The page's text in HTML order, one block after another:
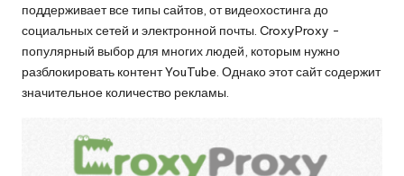
поддерживает все типы сайтов, от видеохостинга до
социальных сетей и электронной почты. CroxyProxy -
популярный выбор для многих людей, которым нужно
разблокировать контент YouTube. Однако этот сайт содержит
значительное количество рекламы.